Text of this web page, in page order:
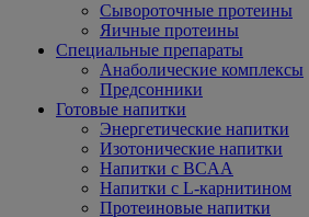
Сывороточные протеины
Яичные протеины
Специальные препараты
Анаболические комплексы
Предсонники
Готовые напитки
Энергетические напитки
Изотонические напитки
Напитки с BCAA
Напитки с L-карнитином
Протеиновые напитки